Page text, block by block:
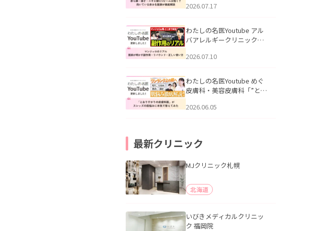
跡にVビームは効く？向いて
説」を公開いたしました。
2026.07.17
わたしの名医Youtube アル
バアレルギークリニック札
医師が明かす副作用・リバ
公開いたしました。
2026.07.10
わたしの名医Youtube めぐ
皮膚科・美容皮膚科「”とお
ッズの肌悩みに本気で答え
2026.06.05
最新クリニック
MJクリニック札幌
北海道
いびきメディカルクリニッ
ク 福岡院